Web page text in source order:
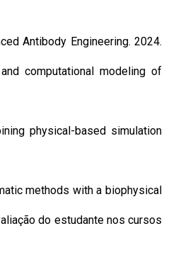
Antibody Engineering. 2024.
and computational modeling of
physical-based simulation
methods with a biophysical
do estudante nos cursos